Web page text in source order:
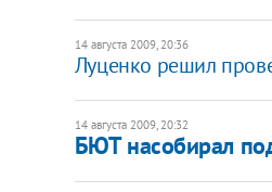
14 августа 2009, 20:36
Луценко решил
14 августа 2009, 20:32
БЮТ насобирал